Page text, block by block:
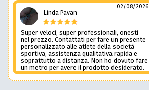
Linda Pavan
02/08/2026
Super veloci, super professionali, onesti
nel prezzo. Contattati per fare un presente
personalizzato alle atlete della società
sportiva, assistenza qualitativa rapida e
soprattutto a distanza. Non ho dovuto fare
un metro per avere il prodotto desiderato.
Una assistenza del genere è rara e
preziosa. Credo li contatterò ancora in